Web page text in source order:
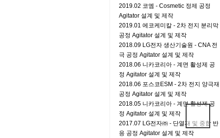
2019.02 코엠 - Cosmetic 정제 공정
Agitator 설계 및 제작
2019.01 에코케미칼 - 2차 전지 분리막
공정 Agitator 설계 및 제작
2018.09 LG전자 생산기술원 - CNA 전
극 공정 Agitator 설계 및 제작
2018.06 니카코리아 - 계면 활성제 공
정 Agitator 설계 및 제작
2018.06 포스코ESM - 2차 전지 양극재
공정 Agitator 설계 및 제작
2018.05 니카코리아 - 계면 활성제 공
정 Agitator 설계 및 제작
2017.07 LG전자㈜ - 단열재 및 중합 반
응 공정 Agitator 설계 및 제작